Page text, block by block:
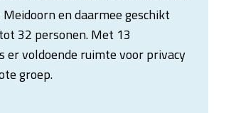
Meidoorn en daarmee geschikt
32 personen. Met 13
er voldoende ruimte voor privacy
groep.